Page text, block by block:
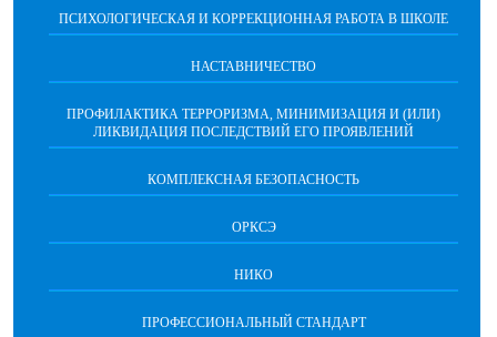
ПСИХОЛОГИЧЕСКАЯ И КОРРЕКЦИОННАЯ РАБОТА В ШКОЛЕ
НАСТАВНИЧЕСТВО
ПРОФИЛАКТИКА ТЕРРОРИЗМА, МИНИМИЗАЦИЯ И (ИЛИ)
ЛИКВИДАЦИЯ ПОСЛЕДСТВИЙ ЕГО ПРОЯВЛЕНИЙ
КОМПЛЕКСНАЯ БЕЗОПАСНОСТЬ
ОРКСЭ
НИКО
ПРОФЕССИОНАЛЬНЫЙ СТАНДАРТ